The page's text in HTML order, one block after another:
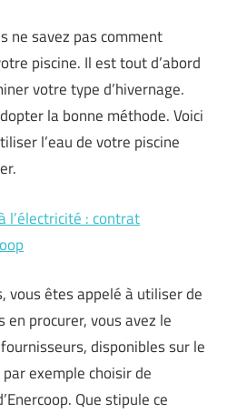
ne savez pas comment
piscine. Il est tout d’abord
votre type d’hivernage.
la bonne méthode. Voici
l’eau de votre piscine
l’électricité : contrat
vous êtes appelé à utiliser de
en procurer, vous avez le
disponibles sur le
exemple choisir de
Que stipule ce